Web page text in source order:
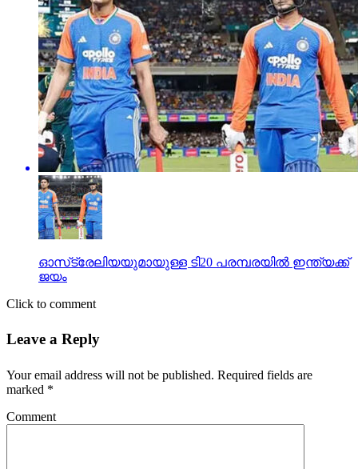
ഓസ്‌ട്രേലിയയുമായുള്ള ടി20 പരമ്പരയില്‍ ഇന്ത്യക്ക്
ജയം
Click to comment
Leave a Reply
Your email address will not be published. Required fields are
marked *
Comment